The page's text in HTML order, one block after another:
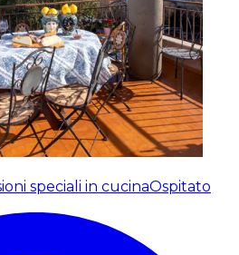
speciali in cucinaOspitato